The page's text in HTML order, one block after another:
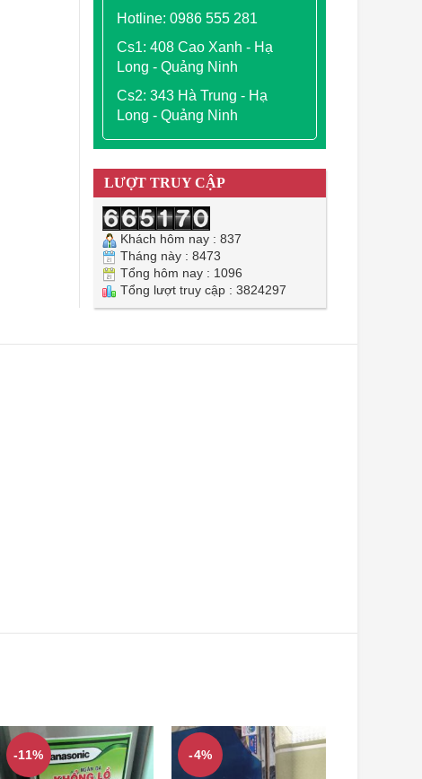
Hotline: 0986 555 281
Cs1: 408 Cao Xanh - Hạ
Long - Quảng Ninh
Cs2: 343 Hà Trung - Hạ
Long - Quảng Ninh
LƯỢT TRUY CẬP
Khách hôm nay : 837
Tháng này : 8473
Tổng hôm nay : 1096
Tổng lượt truy cập : 3824297
-11% -4%